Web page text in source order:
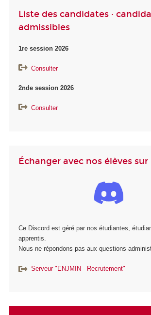
Liste des candidates ·
admissibles
1re session 2026
Consulter
2nde session 2026
Consulter
Échanger avec nos élèves sur
Ce Discord est géré par nos étudiantes,
apprentis.
Nous ne répondons pas aux questions
Serveur "ENJMIN - Recrutement"